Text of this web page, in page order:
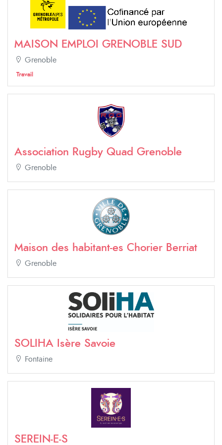
MAISON EMPLOI GRENOBLE SUD
Grenoble
Travail
Association Rugby Quad Grenoble
Grenoble
Maison des habitant-es Chorier Berriat
Grenoble
SOLIHA Isère Savoie
Fontaine
SEREIN-E-S